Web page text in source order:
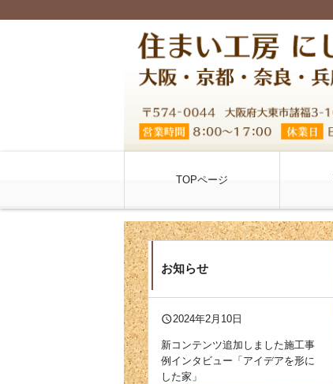
TOPページ
お知らせ
query_builder2024年2月10日
新コンテンツ追加しました施工事
例インタビュー「アイデアを形に
した家」